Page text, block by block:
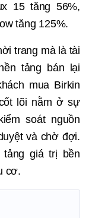
15 tăng 56%,
tăng 125%.
trang mà là tài
tảng bán lại
mua Birkin
lõi nằm ở sự
soát nguồn
và chờ đợi.
giá trị bền
cơ.